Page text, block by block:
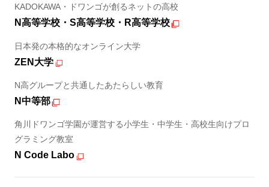
KADOKAWA・ドワンゴが創るネットの高校
N高等学校・S高等学校・R高等学校
日本発の本格的なオンライン大学
ZEN大学
N高グループと共通したあたらしい教育
N中等部
角川ドワンゴ学園が運営する小学生・中学生・高校生向けプロ
グラミング教室
N Code Labo